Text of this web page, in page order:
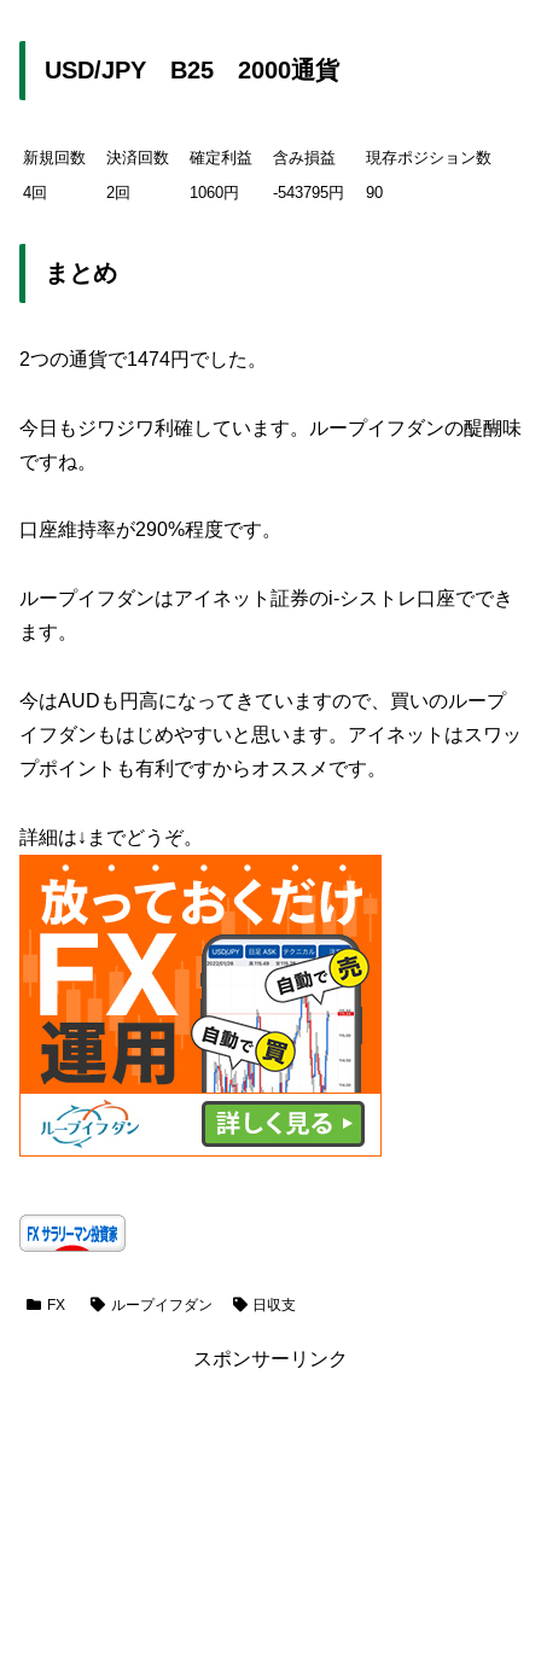
USD/JPY B25 2000通貨
新規回数 決済回数 確定利益 含み損益
現存ポジション数
4回
2回 1060円 -543795円 90
まとめ
2つの通貨で1474円でした。
今日もジワジワ利確しています。ループイフダンの醍醐味
ですね。
口座維持率が290%程度です。
ループイフダンはアイネット証券のi-シストレ口座ででき
ます。
今はAUDも円高になってきていますので、買いのループ
イフダンもはじめやすいと思います。アイネットはスワッ
プポイントも有利ですからオススメです。
詳細は↓までどうぞ。
FX ループイフダン 日収支
スポンサーリンク